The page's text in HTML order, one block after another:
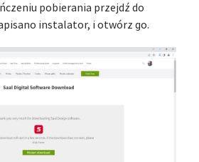
pobierania przejdź do
instalator, i otwórz go.